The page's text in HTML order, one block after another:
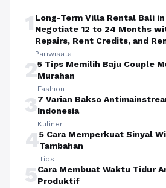
1 Long-Term Villa Rental Bali in
Negotiate 12 to 24 Months
Repairs, Rent Credits, and
Pariwisata
25 Tips Memilih Baju Couple
Murahan
Fashion
37 Varian Bakso
Indonesia
Kuliner
45 Cara Memperkuat Sinyal
Tambahan
Tips
5Cara Membuat Waktu Tidur
Produktif